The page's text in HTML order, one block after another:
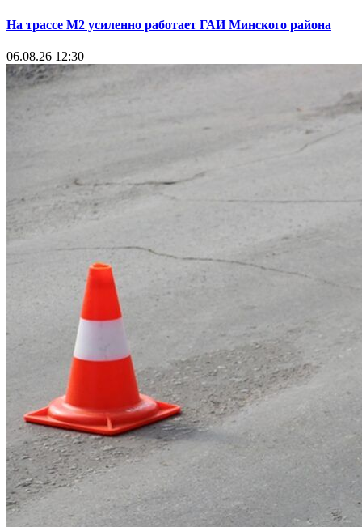
На трассе М2 усиленно работает ГАИ Минского района
06.08.26 12:30